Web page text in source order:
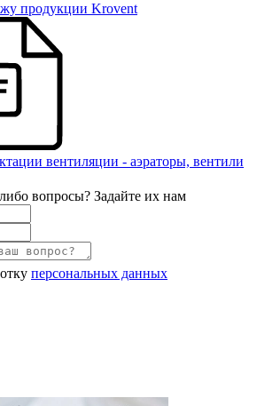
продукции Krovent
вентиляции - аэраторы, вентили
вопросы? Задайте их нам
персональных данных